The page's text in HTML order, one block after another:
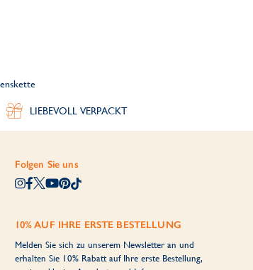
LIEBEVOLL VERPACKT
Folgen Sie uns
10% AUF IHRE ERSTE BESTELLUNG
Melden Sie sich zu unserem Newsletter an und
erhalten Sie 10% Rabatt auf Ihre erste Bestellung,